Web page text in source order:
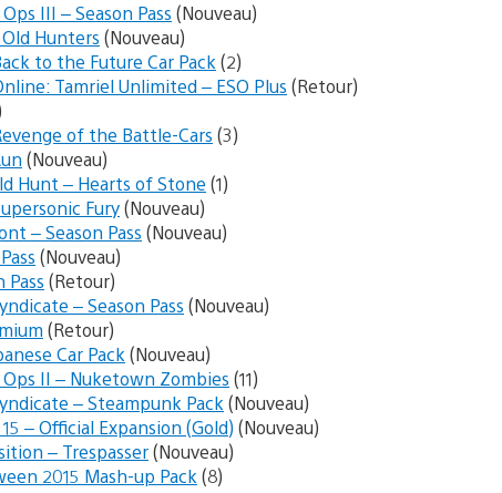
III – Season Pass (Nouveau)
Hunters (Nouveau)
to the Future Car Pack (2)
Tamriel Unlimited – ESO Plus (Retour)
of the Battle-Cars (3)
(Nouveau)
Hunt – Hearts of Stone (1)
Fury(Nouveau)
– Season Pass (Nouveau)
(Nouveau)
Pass (Retour)
– Season Pass (Nouveau)
(Retour)
Car Pack (Nouveau)
II – Nuketown Zombies (11)
– Steampunk Pack (Nouveau)
– Official Expansion (Gold) (Nouveau)
– Trespasser(Nouveau)
2015 Mash-up Pack (8)